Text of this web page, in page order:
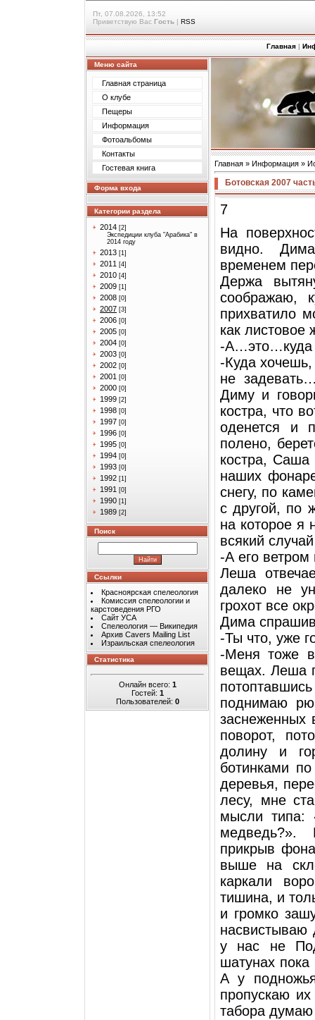
Пт, 07.08.2026, 13:52
Приветствую Вас Гость | RSS
Главная|
Меню сайта
Главная страница
О клубе
Пещеры
Информация
Фотоальбомы
Контакты
Гостевая книга
Форма входа
Категории раздела
2014 [2]
Экспедиции клуба "Арабика" в
2014 году
2013 [1]
2011 [4]
2010 [4]
2009 [1]
2008 [0]
2007 [3]
2006 [0]
2005 [0]
2004 [0]
2003 [0]
2002 [0]
2001 [0]
2000 [0]
1999 [2]
1998 [0]
1997 [0]
1996 [0]
1995 [0]
1994 [0]
1993 [0]
1992 [1]
1991 [0]
1990 [1]
1989 [2]
Поиск
Ссылки
Красноярская спелеология
Комиссия спелеологии и
карстоведения РГО
Сайт УСА
Спелеология — Википедия
Архив Cavers Mailing List
Израильская спелеология
Статистика
Онлайн всего: 1
Гостей: 1
Пользователей: 0
Главная » Информация »
Ботовская 2007
7
На
видно.
временем
Держа
соображаю,
прихватило
как
-А…это…куда
-Куда
не
Диму и
костра, что
оденется и
полено,
костра,
наших
снегу, по
с другой, по
на которое я
всякий
-А его ветром
Леша
далеко не
грохот все
Дима
-Ты что, уже
-Меня тоже
вещах. Леша
поднимаю
заснеженных
поворот,
долину и
ботинками
деревья,
лесу, мне
мысли типа:
медведь?».
прикрыв
выше на
каркали
тишина, и
и громко
насвистываю
у нас не
шатунах
А у
пропускаю
табора думаю